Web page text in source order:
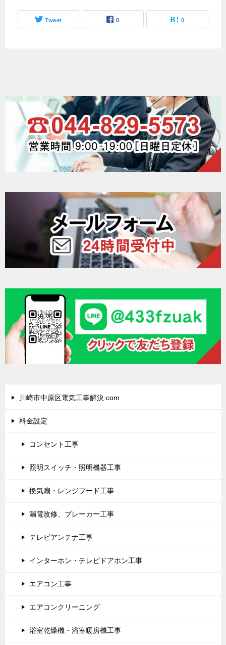
Tweet 0 0
川崎市中原区電気工事解決.com
料金設定
コンセント工事
照明スイッチ・照明機器工事
換気扇・レンジフード工事
漏電改修、ブレーカー工事
テレビアンテナ工事
インターホン・テレビドアホン工事
エアコン工事
エアコンクリーニング
浴室乾燥機・浴室暖房機工事